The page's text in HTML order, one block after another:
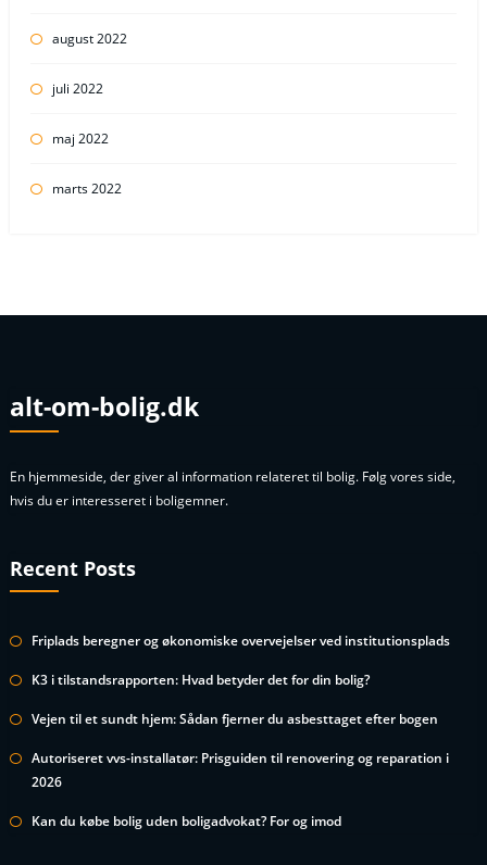
august 2022
juli 2022
maj 2022
marts 2022
alt-om-bolig.dk
En hjemmeside, der giver al information relateret til bolig. Følg vores side,
hvis du er interesseret i boligemner.
Recent Posts
Friplads beregner og økonomiske overvejelser ved institutionsplads
K3 i tilstandsrapporten: Hvad betyder det for din bolig?
Vejen til et sundt hjem: Sådan fjerner du asbesttaget efter bogen
Autoriseret vvs-installatør: Prisguiden til renovering og reparation i
2026
Kan du købe bolig uden boligadvokat? For og imod